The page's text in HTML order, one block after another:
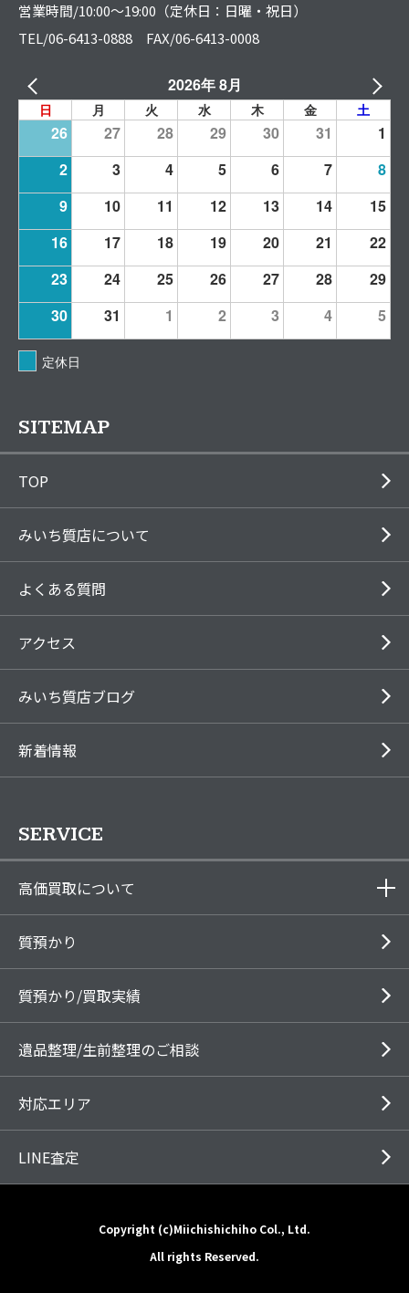
営業時間/10:00～19:00（定休日：日曜・祝日）
TEL/06-6413-0888 FAX/06-6413-0008
2026年 8月
日 月 火 水 木 金 土
26 27 28 29 30 31
1
2
3 4 5 6 7
8
9
10 11 12 13 14
15
16
17 18 19 20 21
22
23
24 25 26 27 28
29
30
31 1 2 3 4 5
定休日
SITEMAP
TOP
みいち質店について
よくある質問
アクセス
みいち質店ブログ
新着情報
SERVICE
高価買取について
質預かり
質預かり/買取実績
遺品整理/生前整理のご相談
対応エリア
LINE査定
Copyright (c)Miichishichiho Col., Ltd.
All rights Reserved.